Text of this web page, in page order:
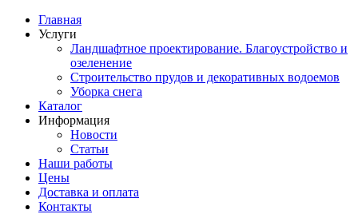
Главная
Услуги
Ландшафтное проектирование. Благоустройство и
озеленение
Строительство прудов и декоративных водоемов
Уборка снега
Каталог
Информация
Новости
Статьи
Наши работы
Цены
Доставка и оплата
Контакты